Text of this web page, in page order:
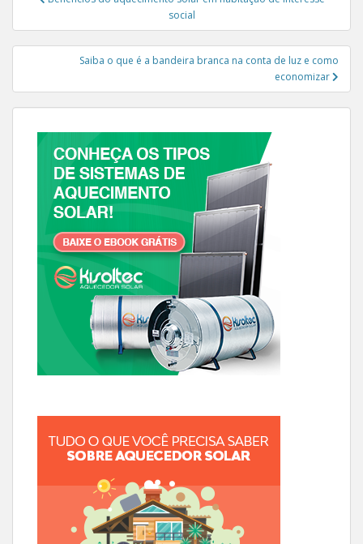
social
Saiba o que é a bandeira branca na conta de luz e como
economizar